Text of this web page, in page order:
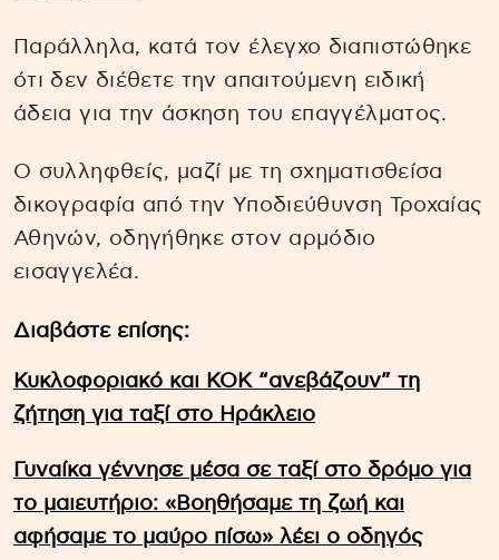
Παράλληλα, κατά τον έλεγχο διαπιστώθηκε
ότι δεν διέθετε την απαιτούμενη ειδική
άδεια για την άσκηση του επαγγέλματος.
Ο συλληφθείς, μαζί με τη σχηματισθείσα
δικογραφία από την Υποδιεύθυνση Τροχαίας
Αθηνών, οδηγήθηκε στον αρμόδιο
εισαγγελέα.
Διαβάστε επίσης:
Κυκλοφοριακό και ΚΟΚ “ανεβάζουν” τη
ζήτηση για ταξί στο Ηράκλειο
Γυναίκα γέννησε μέσα σε ταξί στο δρόμο για
το μαιευτήριο: «Βοηθήσαμε τη ζωή και
αφήσαμε το μαύρο πίσω» λέει ο οδηγός